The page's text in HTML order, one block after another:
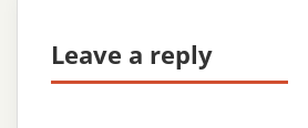
Leave a reply